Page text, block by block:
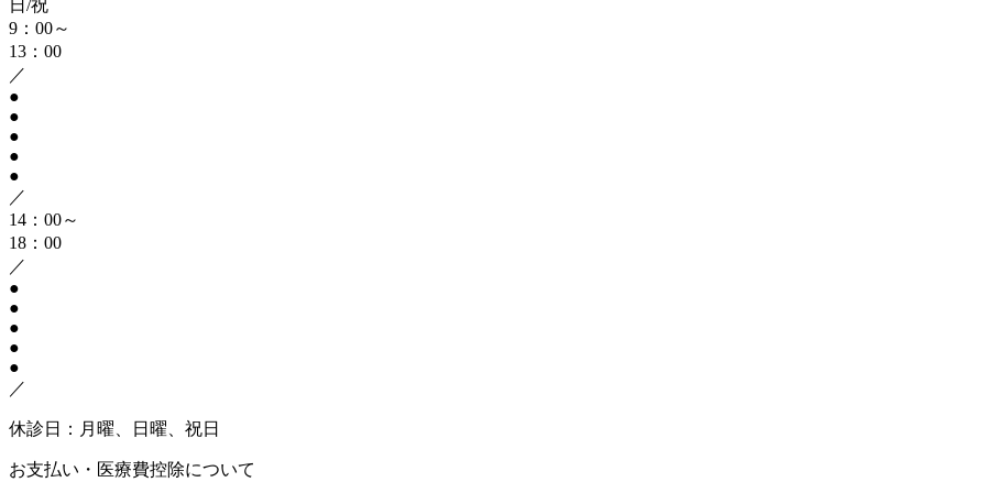
日/祝
9：00～
13：00
／
●
●
●
●
●
／
14：00～
18：00
／
●
●
●
●
●
／
休診日：月曜、日曜、祝日
お支払い・医療費控除について